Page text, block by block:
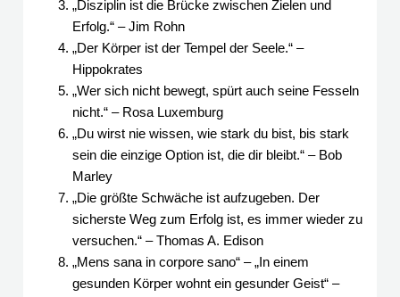
„Disziplin ist die Brücke zwischen Zielen und
Erfolg.“ – Jim Rohn
„Der Körper ist der Tempel der Seele.“ –
Hippokrates
„Wer sich nicht bewegt, spürt auch seine Fesseln
nicht.“ – Rosa Luxemburg
„Du wirst nie wissen, wie stark du bist, bis stark
sein die einzige Option ist, die dir bleibt.“ – Bob
Marley
„Die größte Schwäche ist aufzugeben. Der
sicherste Weg zum Erfolg ist, es immer wieder zu
versuchen.“ – Thomas A. Edison
„Mens sana in corpore sano“ – „In einem
gesunden Körper wohnt ein gesunder Geist“ –